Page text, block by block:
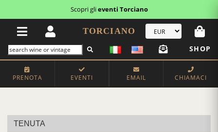
Scopri glieventi Torciano
TORCIANO
SHOP
PRENOTA EVENTI EMAIL CHIAMACI
TENUTA